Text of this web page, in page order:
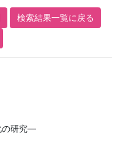
検索結果一覧に戻る
の研究―